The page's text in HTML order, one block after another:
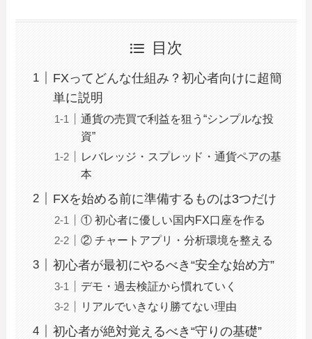
目次
FXってどんな仕組み？初心者向けに超簡
単に説明
通貨の売買で利益を狙う“シンプルな投
資”
レバレッジ・スプレッド・通貨ペアの基
本
FXを始める前に準備するものは3つだけ
① 初心者に優しい国内FX口座を作る
② チャートアプリ・分析環境を整える
初心者が最初にやるべき“安全な始め方”
デモ・過去検証から慣れていく
リアルでいきなり勝てない理由
初心者が絶対覚えるべき“守りの基礎”